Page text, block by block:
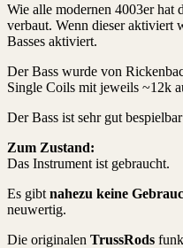
Wie alle modernen 4003er hat
verbaut. Wenn dieser aktiviert
Basses aktiviert.
Der Bass wurde von
Single Coils mit jeweils ~12k
Der Bass ist sehr gut
Zum Zustand:
Das Instrument ist gebraucht.
Es gibt nahezu keine
neuwertig.
Die originalen TrussRods